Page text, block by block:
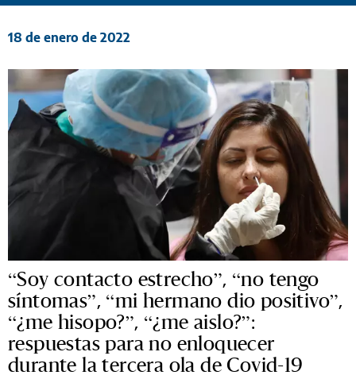
18 de enero de 2022
“Soy contacto estrecho”, “no tengo
síntomas”, “mi hermano dio positivo”,
“¿me hisopo?”, “¿me aislo?”:
respuestas para no enloquecer
durante la tercera ola de Covid-19